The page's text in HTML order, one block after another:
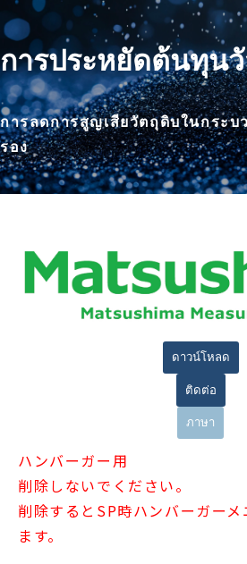
การประหยัดต้นทุน
การลดการสูญเสียวัตถุดิบในกระบ
รอง
ดาวน์โหลด
ติดต่อ
ภาษา
ハンバーガー用
削除しないでください。
削除するとSP時ハンバーガーメ
ます。